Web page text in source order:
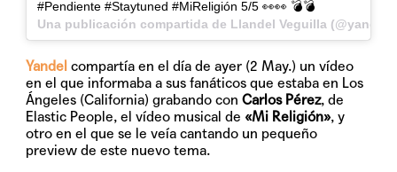
#Pendiente #Staytuned #MiReligión 5/5 👀👀 💣💣
Una publicación compartida de Llandel Veguilla
Yandel compartía en el día de ayer (2 May.) un vídeo
en el que informaba a sus fanáticos que estaba en Los
Ángeles (California) grabando conCarlos Pérez, de
Elastic People, el vídeo musical de «Mi Religión», y
otro en el que se le veía cantando un pequeño
preview de este nuevo tema.